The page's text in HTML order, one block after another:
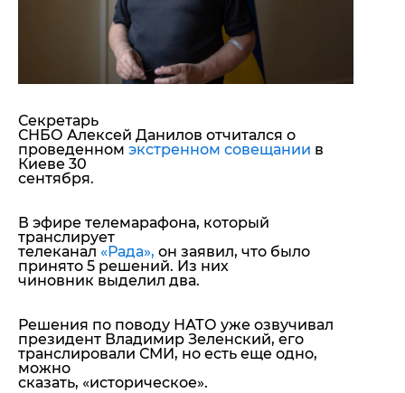
Армия Украины
Пресс-релизы
Пресс-релизы
Авторское
Мнение
Блоги
Секретарь
СНБО Алексей Данилов отчитался о
проведенном экстренном совещании в
Киеве 30
сентября.
В эфире телемарафона, который
транслирует
телеканал «Рада», он заявил, что было
принято 5 решений. Из них
чиновник выделил два.
Решения по поводу НАТО уже озвучивал
президент Владимир Зеленский, его
транслировали СМИ, но есть еще одно,
можно
сказать, «историческое».